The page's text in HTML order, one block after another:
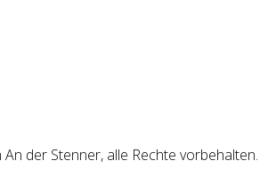
der Stenner, alle Rechte vorbehalten.